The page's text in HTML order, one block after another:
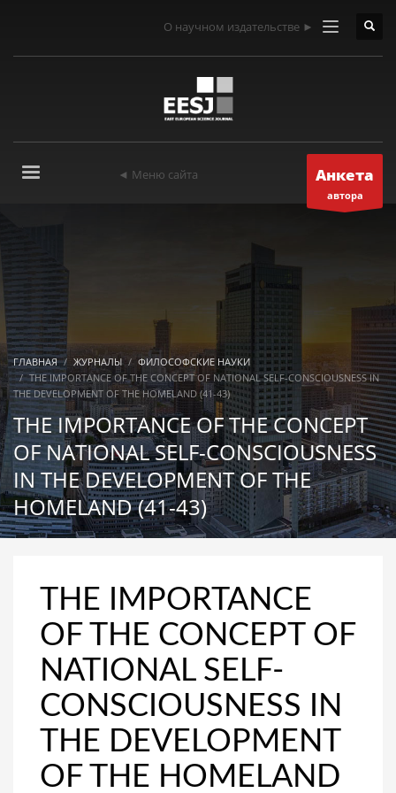
О научном издательстве ►
◄ Меню сайта Анкета
автора
ГЛАВНАЯ ЖУРНАЛЫ
ФИЛОСОФСКИЕ НАУКИ
THE IMPORTANCE OF THE CONCEPT OF NATIONAL SELF-CONSCIOUSNESS IN
THE DEVELOPMENT OF THE HOMELAND (41-43)
THE IMPORTANCE OF THE CONCEPT
OF NATIONAL SELF-CONSCIOUSNESS
IN THE DEVELOPMENT OF THE
HOMELAND (41-43)
THE IMPORTANCE
OF THE CONCEPT OF
NATIONAL SELF-
CONSCIOUSNESS IN
THE DEVELOPMENT
OF THE HOMELAND